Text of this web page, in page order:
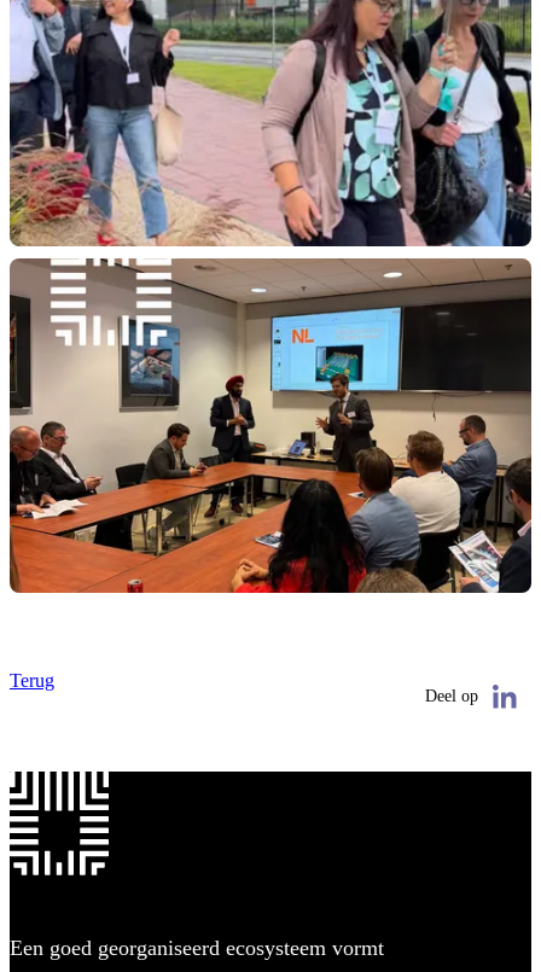
Terug
Deel op
Een goed georganiseerd ecosysteem vormt